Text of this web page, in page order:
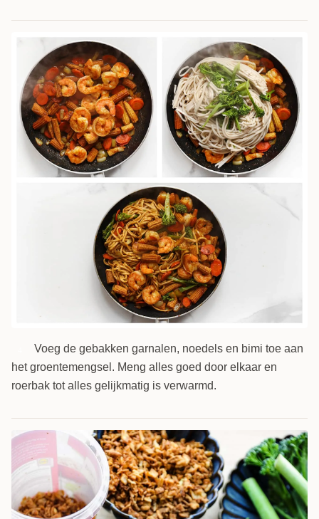
Voeg de gebakken garnalen, noedels en bimi toe aan
het groentemengsel. Meng alles goed door elkaar en
roerbak tot alles gelijkmatig is verwarmd.